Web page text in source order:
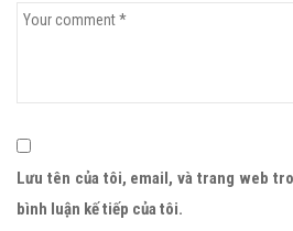
Lưu tên của tôi, email, và trang web
bình luận kế tiếp của tôi.